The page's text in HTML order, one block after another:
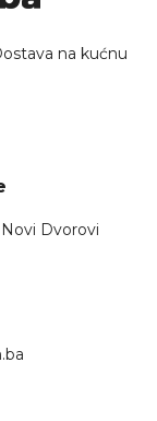
na kućnu
Dvorovi